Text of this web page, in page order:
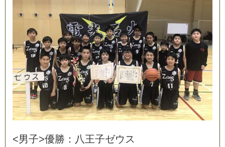
<男子>優勝 ： 八王子ゼウ ス